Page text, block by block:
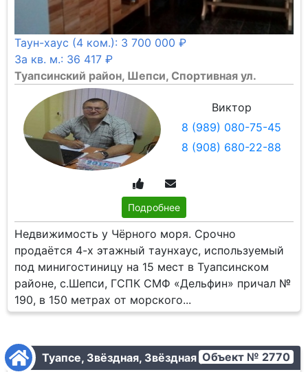
Таун-хаус (4 ком.): 3 700 000 ₽
За кв. м.: 36 417 ₽
Туапсинский район, Шепси, Спортивная ул.
Виктор
8 (989) 080-75-45
8 (908) 680-22-88
Подробнее
Недвижимость у Чёрного моря. Срочно
продаётся 4-х этажный таунхаус, используемый
под минигостиницу на 15 мест в Туапсинском
районе, с.Шепси, ГСПК СМФ «Дельфин» причал №
190, в 150 метрах от морского...
Туапсе, Звёздная, Звёздная ул.Объект № 2770